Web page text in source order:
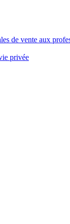
de vente aux
privée